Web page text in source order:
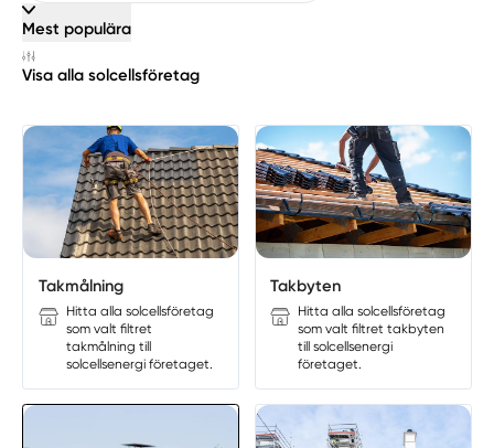
Manuellt Få hjälp
Välj tillvägagångssätt
Mest populära
Visa alla solcellsföretag
Takmålning
Hitta alla solcellsföretag
som valt filtret
takmålning till
solcellsenergi företaget.
Takbyten
Hitta alla solcellsföretag
som valt filtret takbyten
till solcellsenergi
företaget.